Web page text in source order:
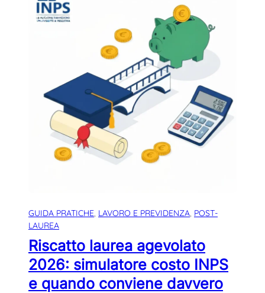
GUIDA PRATICHE, LAVORO E PREVIDENZA, POST-
LAUREA
Riscatto laurea agevolato
2026: simulatore costo INPS
e quando conviene davvero